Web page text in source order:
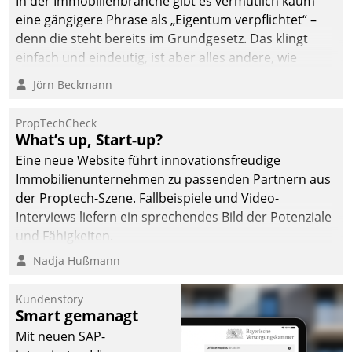
deutscher
Wohnungsunternehmen
– und beschleunigt damit
Mieteranliegen zum
eine gängigere Phrase als „Eigentum verpflichtet“ –
denn die steht bereits im Grundgesetz. Das klingt
einfach und eindeutig, ist aber alles andere, wie
Branchenbeschäftigte wissen. Denn mit der
Verantwortung folgen Verpflichtungen.
Jörn Beckmann
PropTechCheck
What’s up, Start-up?
Eine neue Website führt innovationsfreudige
Immobilienunternehmen zu passenden Partnern aus
der Proptech-Szene. Fallbeispiele und Video-
Interviews liefern ein sprechendes Bild der Potenziale
und Fähigkeiten.
Nadja Hußmann
Kundenstory
Smart gemanagt
Mit neuen SAP-